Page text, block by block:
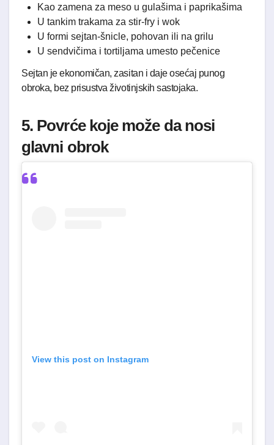
Kao zamena za meso u gulašima i paprikašima
U tankim trakama za stir-fry i wok
U formi sejtan-šnicle, pohovan ili na grilu
U sendvičima i tortiljama umesto pečenice
Sejtan je ekonomičan, zasitan i daje osećaj punog
obroka, bez prisustva životinjskih sastojaka.
5. Povrće koje može da nosi
glavni obrok
View this post on Instagram